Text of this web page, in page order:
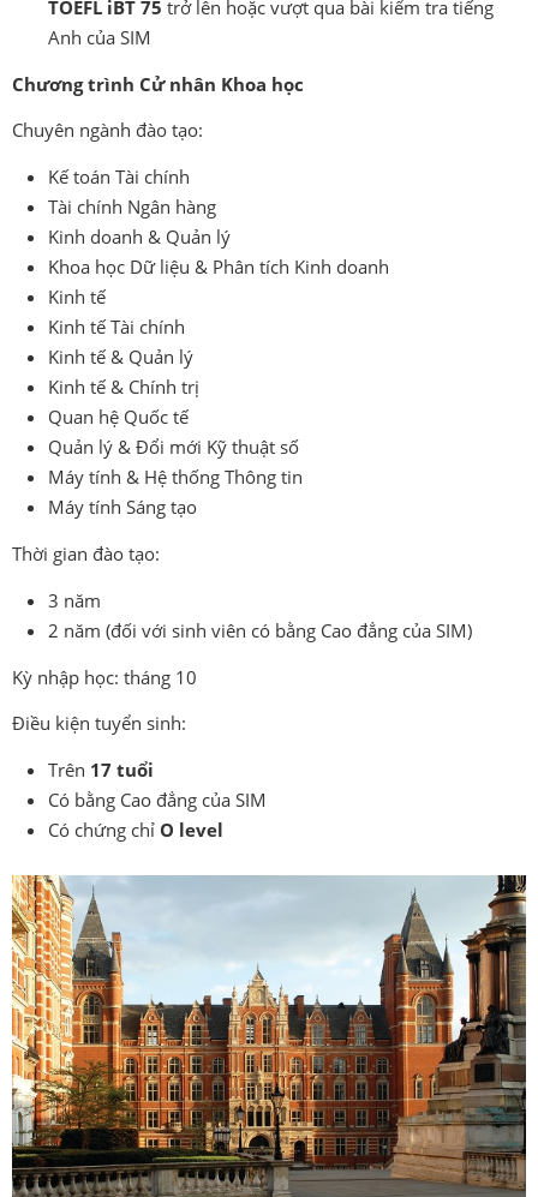
TOEFL iBT 75 trở lên hoặc vượt qua bài kiểm tra tiếng
Anh của SIM
Chương trình Cử nhân Khoa học
Chuyên ngành đào tạo:
Kế toán Tài chính
Tài chính Ngân hàng
Kinh doanh & Quản lý
Khoa học Dữ liệu & Phân tích Kinh doanh
Kinh tế
Kinh tế Tài chính
Kinh tế & Quản lý
Kinh tế & Chính trị
Quan hệ Quốc tế
Quản lý & Đổi mới Kỹ thuật số
Máy tính & Hệ thống Thông tin
Máy tính Sáng tạo
Thời gian đào tạo:
3 năm
2 năm (đối với sinh viên có bằng Cao đẳng của SIM)
Kỳ nhập học: tháng 10
Điều kiện tuyển sinh:
Trên 17 tuổi
Có bằng Cao đẳng của SIM
Có chứng chỉ O level